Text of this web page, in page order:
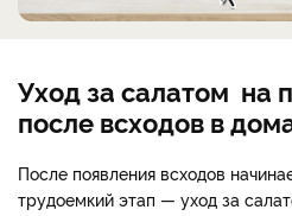
Уход за салатом на
после всходов в
После появления всходов
трудоемкий этап — уход за